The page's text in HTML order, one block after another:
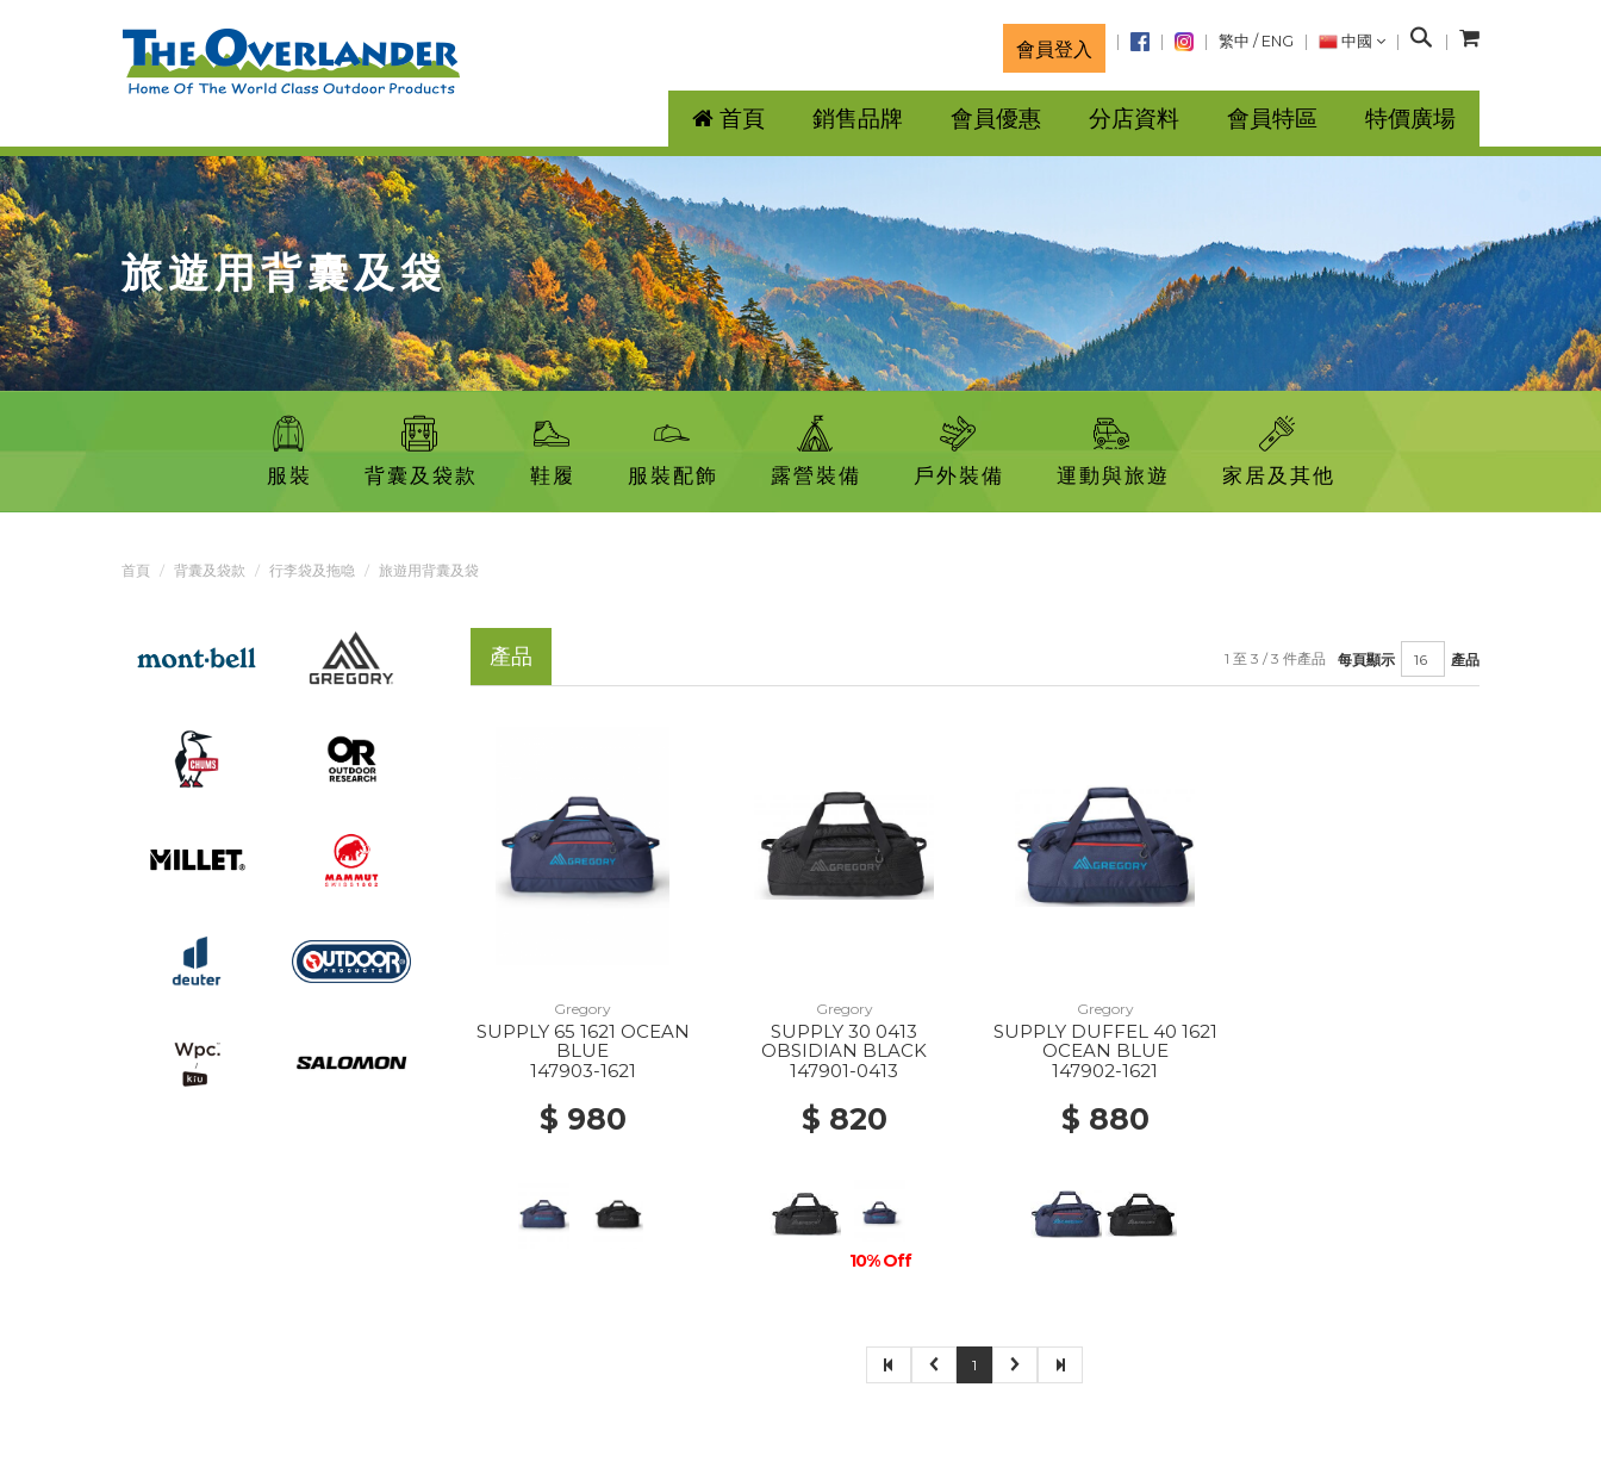
會員登入 繁中 / ENG 中國
搜
首頁 銷售品牌 會員優惠 分店資料 會員特區 特價廣場
旅遊用背囊及袋
服裝 背囊及袋款 鞋履 服裝配飾 露營裝備 戶外裝備 運動與旅遊 家居及其他
首頁 背囊及袋款 行李袋及拖喼 旅遊用背囊及袋
產品 每頁顯示 產品
1 至 3 / 3 件產品
Gregory
SUPPLY 65 1621 OCEAN
BLUE
147903-1621
$ 980
Gregory
SUPPLY 30 0413
OBSIDIAN BLACK
147901-0413
$ 820
10% Off
Gregory
SUPPLY DUFFEL 40 1621
OCEAN BLUE
147902-1621
$ 880
1